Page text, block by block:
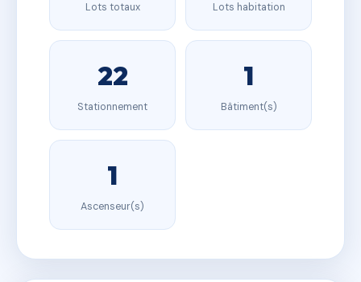
Lots totaux Lots habitation
22
Stationnement
1
Bâtiment(s)
1
Ascenseur(s)